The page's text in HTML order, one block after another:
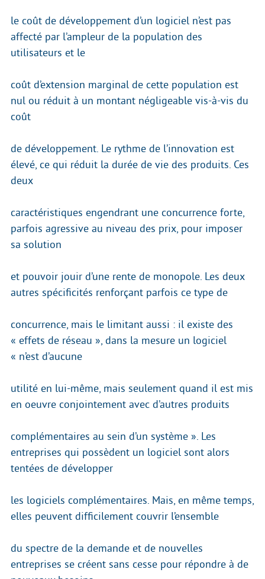
le coût de développement d’un logiciel n’est pas
affecté par l’ampleur de la population des
utilisateurs et le
coût d’extension marginal de cette population est
nul ou réduit à un montant négligeable vis-à-vis du
coût
de développement. Le rythme de l’innovation est
élevé, ce qui réduit la durée de vie des produits. Ces
deux
caractéristiques engendrant une concurrence forte,
parfois agressive au niveau des prix, pour imposer
sa solution
et pouvoir jouir d’une rente de monopole. Les deux
autres spécificités renforçant parfois ce type de
concurrence, mais le limitant aussi : il existe des
« effets de réseau », dans la mesure un logiciel
« n’est d’aucune
utilité en lui-même, mais seulement quand il est mis
en oeuvre conjointement avec d’autres produits
complémentaires au sein d’un système ». Les
entreprises qui possèdent un logiciel sont alors
tentées de développer
les logiciels complémentaires. Mais, en même temps,
elles peuvent difficilement couvrir l’ensemble
du spectre de la demande et de nouvelles
entreprises se créent sans cesse pour répondre à de